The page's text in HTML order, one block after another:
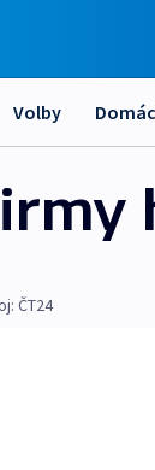
Volby
ČT24